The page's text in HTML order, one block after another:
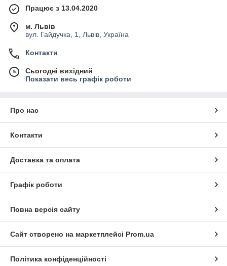
Працює з 13.04.2020
м. Львів
вул. Гайдучка, 1, Львів, Україна
Контакти
Сьогодні вихідний
Показати весь графік роботи
Про нас
Контакти
Доставка та оплата
Графік роботи
Повна версія сайту
Сайт створено на маркетплейсі Prom.ua
Політика конфіденційності